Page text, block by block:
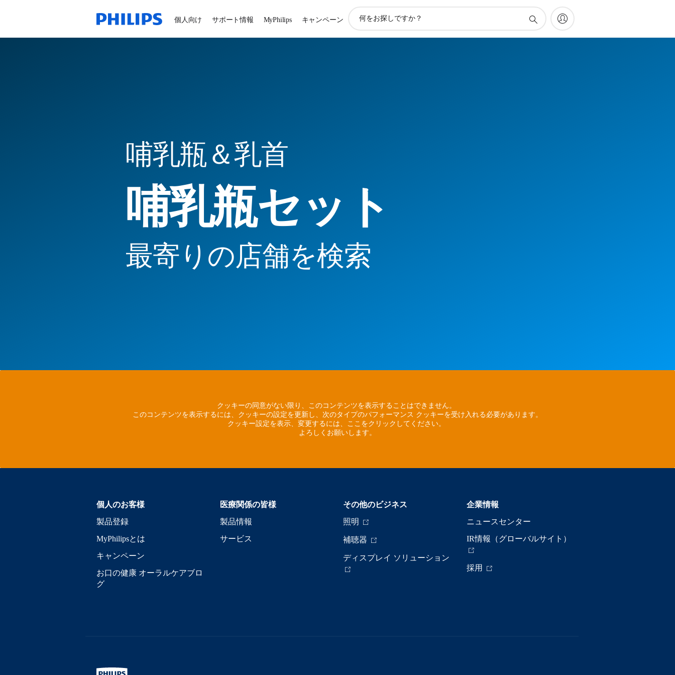
個人向け サポート情報 MyPhilips キャンペーン
哺乳瓶＆乳首
哺乳瓶セット
最寄りの店舗を検索
クッキーの同意がない限り、このコンテンツを表示することはできません。
このコンテンツを表示するには、クッキーの設定を更新し、次のタイプのパフォーマンス クッキーを受け入れる必要があります。
クッキー設定を表示、変更するには、ここをクリックしてください。
よろしくお願いします。
個人のお客様
製品登録
MyPhilipsとは
キャンペーン
お口の健康 オーラルケアブロ
グ
医療関係の皆様
製品情報
サービス
その他のビジネス
照明
補聴器
ディスプレイ ソリューション
企業情報
ニュースセンター
IR情報（グローバルサイト）
採用